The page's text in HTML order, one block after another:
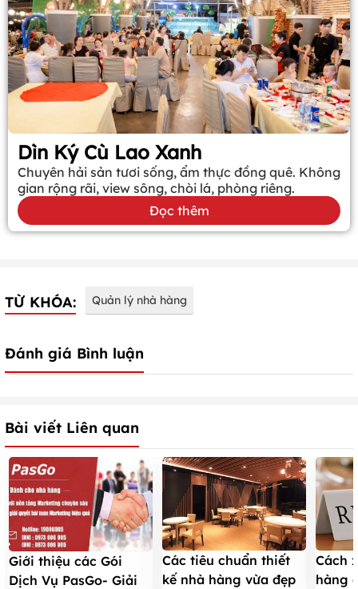
Dìn Ký Cù Lao Xanh
Chuyên hải sản tươi sống, ẩm thực đồng quê. Không
gian rộng rãi, view sông, chòi lá, phòng riêng.
Đọc thêm
TỪ KHÓA: Quản lý nhà hàng
Đánh giá Bình luận
Bài viết Liên quan
Giới thiệu các Gói
Dịch Vụ PasGo- Giải
Các tiêu chuẩn thiết
kế nhà hàng vừa đẹp
Cách
hàng